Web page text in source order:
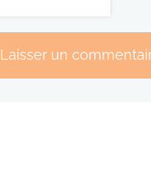
Laisser un